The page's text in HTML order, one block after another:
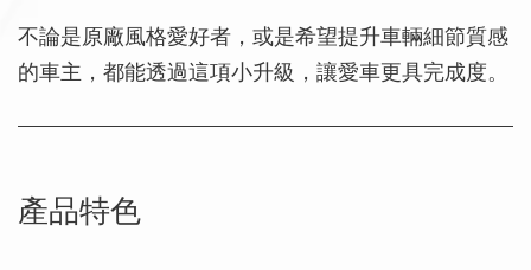
不論是原廠風格愛好者，或是希望提升車輛細節質感
的車主，都能透過這項小升級，讓愛車更具完成度。
產品特色